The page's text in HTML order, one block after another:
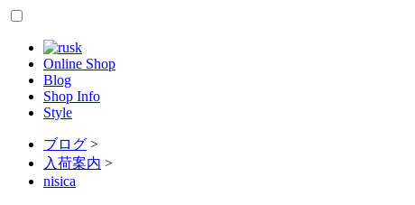
Online Shop
Blog
Shop Info
Style
ブログ >
入荷案内 >
nisica